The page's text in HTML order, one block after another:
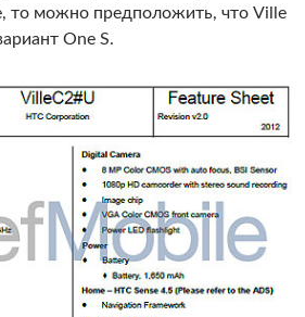
то можно предположить, что Ville
One S.